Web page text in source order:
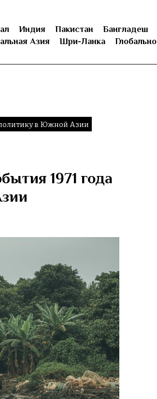
Индия Пакистан Бангладеш
Азия Шри-Ланка Глобально
политику в Южной Азии
1971 года